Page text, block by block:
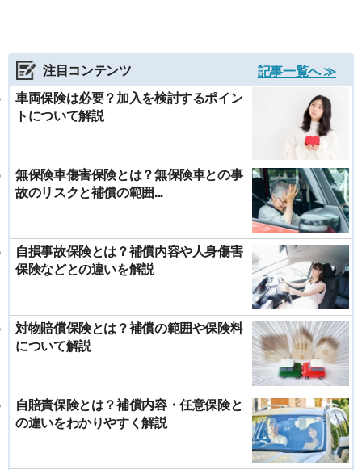
注目コンテンツ
記事一覧へ ≫
車両保険は必要？加入を検討するポイン
トについて解説
無保険車傷害保険とは？無保険車との事
故のリスクと補償の範囲...
自損事故保険とは？補償内容や人身傷害
保険などとの違いを解説
対物賠償保険とは？補償の範囲や保険料
について解説
自賠責保険とは？補償内容・任意保険と
の違いをわかりやすく解説